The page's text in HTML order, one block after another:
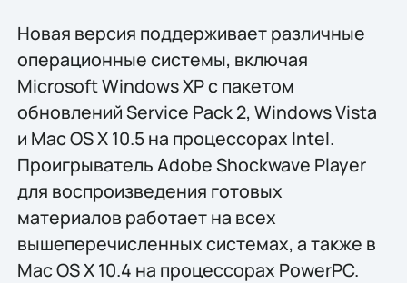
Новая версия поддерживает различные
операционные системы, включая
Microsoft Windows XP с пакетом
обновлений Service Pack 2, Windows Vista
и Mac OS X 10.5 на процессорах Intel.
Проигрыватель Adobe Shockwave Player
для воспроизведения готовых
материалов работает на всех
вышеперечисленных системах, а также в
Mac OS X 10.4 на процессорах PowerPC.